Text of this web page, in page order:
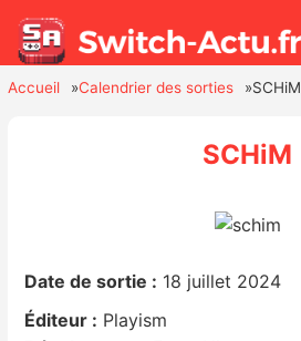
Hardware
Accueil Calendrier des sorties SCHiM
SCHiM
Date de sortie : 18 juillet 2024
Éditeur : Playism